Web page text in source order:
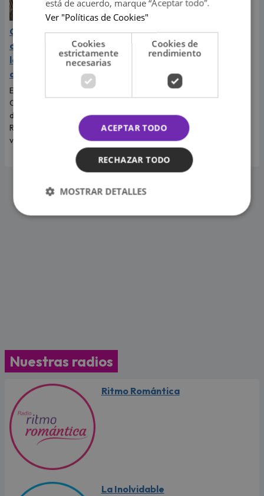
Cristiano Ronaldo y su
contundente respuesta a
las críticas sobre el físico
de Georgina Rodríguez
El futbolista portugués
Cristiano Ronaldo no dudó en
defender a Georgina
Rodríguez y recordarle lo
valiosa que es.
Nuestras radios
Ritmo Romántica
La Inolvidable
está de acuerdo, marque “Aceptar todo”.
Ver "Políticas de Cookies"
Cookies
estrictamente
necesarias
Cookies de
rendimiento
ACEPTAR TODO
RECHAZAR TODO
MOSTRAR DETALLES